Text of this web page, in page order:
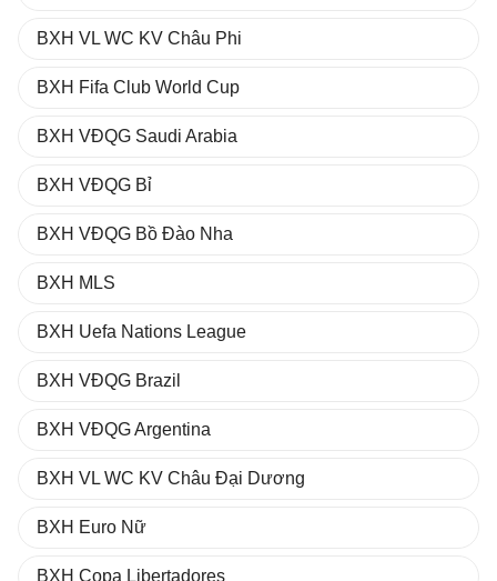
BXH VL WC KV Châu Phi
BXH Fifa Club World Cup
BXH VĐQG Saudi Arabia
BXH VĐQG Bỉ
BXH VĐQG Bồ Đào Nha
BXH MLS
BXH Uefa Nations League
BXH VĐQG Brazil
BXH VĐQG Argentina
BXH VL WC KV Châu Đại Dương
BXH Euro Nữ
BXH Copa Libertadores